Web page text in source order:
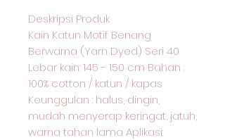
Deskripsi Produk
Kain Katun Motif Benang
Berwarna (Yarn Dyed) Seri 40
Lebar kain: 145 - 150 cm Bahan :
100% cotton / katun / kapas
Keunggulan : halus, dingin,
mudah menyerap keringat, jatuh,
warna tahan lama Aplikasi: